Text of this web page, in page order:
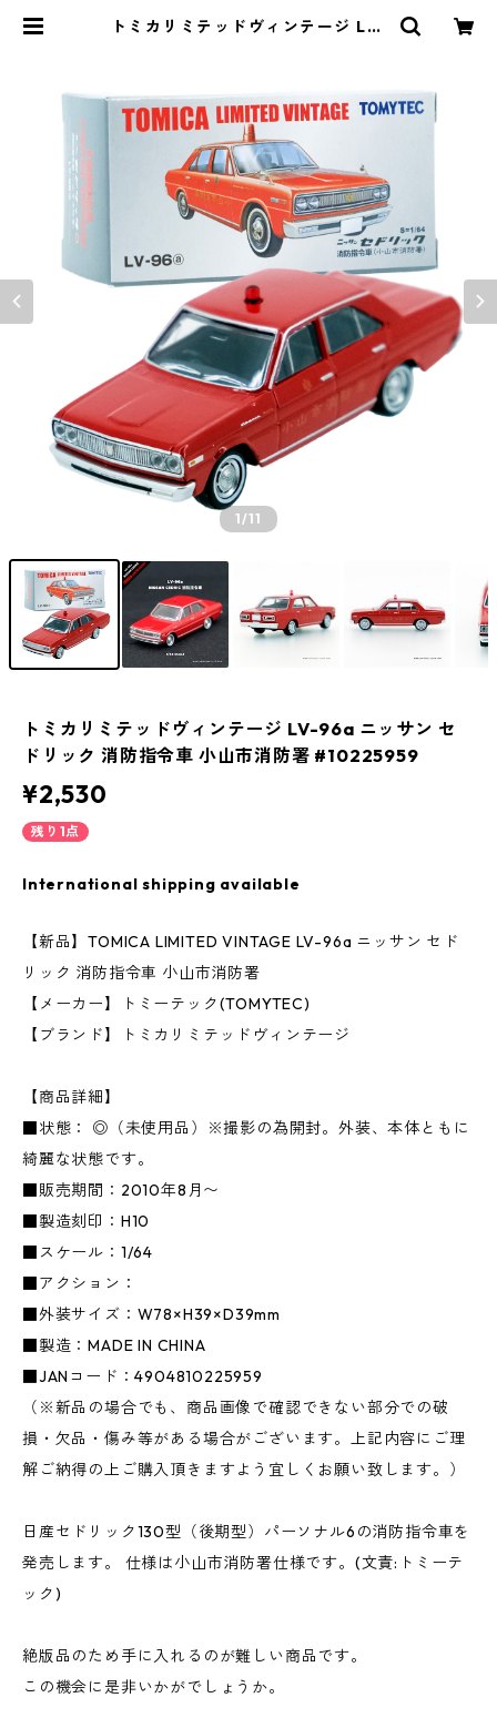
トミカリミテッドヴィンテージ LV-
1/11
トミカリミテッドヴィンテージ LV-96a ニッサン セ
ドリック 消防指令車 小山市消防署 #10225959
¥2,530
残り1点
International shipping available
【新品】TOMICA LIMITED VINTAGE LV-96a ニッサン セド
リック 消防指令車 小山市消防署
【メーカー】トミーテック(TOMYTEC)
【ブランド】トミカリミテッドヴィンテージ
【商品詳細】
■状態： ◎（未使用品）※撮影の為開封。外装、本体ともに
綺麗な状態です。
■販売期間：2010年8月〜
■製造刻印：H10
■スケール：1/64
■アクション：
■外装サイズ：W78×H39×D39mm
■製造：MADE IN CHINA
■JANコード：4904810225959
（※新品の場合でも、商品画像で確認できない部分での破
損・欠品・傷み等がある場合がございます。上記内容にご理
解ご納得の上ご購入頂きますよう宜しくお願い致します。）
日産セドリック130型（後期型）パーソナル6の消防指令車を
発売します。 仕様は小山市消防署仕様です。(文責:トミーテ
ック)
絶版品のため手に入れるのが難しい商品です。
この機会に是非いかがでしょうか。